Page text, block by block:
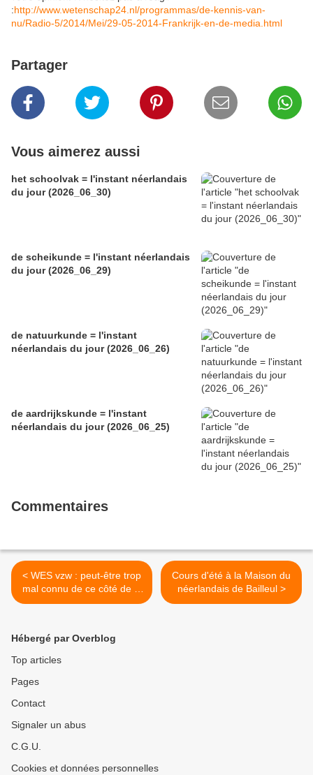
:http://www.wetenschap24.nl/programmas/de-kennis-van-
nu/Radio-5/2014/Mei/29-05-2014-Frankrijk-en-de-media.html
Partager
Vous aimerez aussi
het schoolvak = l'instant néerlandais
du jour (2026_06_30)
de scheikunde = l'instant néerlandais
du jour (2026_06_29)
de natuurkunde = l'instant
néerlandais du jour (2026_06_26)
de aardrijkskunde = l'instant
néerlandais du jour (2026_06_25)
Commentaires
< WES vzw : peut-être trop
mal connu de ce côté de la
frontière
Cours d'été à la Maison du
néerlandais de Bailleul >
Hébergé par Overblog
Top articles
Pages
Contact
Signaler un abus
C.G.U.
Cookies et données personnelles